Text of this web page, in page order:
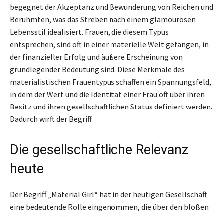
begegnet der Akzeptanz und Bewunderung von Reichen und
Berühmten, was das Streben nach einem glamourösen
Lebensstil idealisiert. Frauen, die diesem Typus
entsprechen, sind oft in einer materielle Welt gefangen, in
der finanzieller Erfolg und äußere Erscheinung von
grundlegender Bedeutung sind. Diese Merkmale des
materialistischen Frauentypus schaffen ein Spannungsfeld,
in dem der Wert und die Identität einer Frau oft über ihren
Besitz und ihren gesellschaftlichen Status definiert werden.
Dadurch wirft der Begriff
Die gesellschaftliche Relevanz
heute
Der Begriff „Material Girl“ hat in der heutigen Gesellschaft
eine bedeutende Rolle eingenommen, die über den bloßen